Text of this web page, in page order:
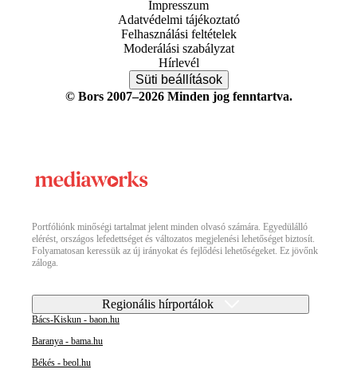
Impresszum
Adatvédelmi tájékoztató
Felhasználási feltételek
Moderálási szabályzat
Hírlevél
Süti beállítások
© Bors 2007–2026 Minden jog fenntartva.
Portfóliónk minőségi tartalmat jelent minden olvasó számára. Egyedülálló
elérést, országos lefedettséget és változatos megjelenési lehetőséget biztosít.
Folyamatosan keressük az új irányokat és fejlődési lehetőségeket. Ez jövőnk
záloga.
Regionális hírportálok
Bács-Kiskun - baon.hu
Baranya - bama.hu
Békés - beol.hu